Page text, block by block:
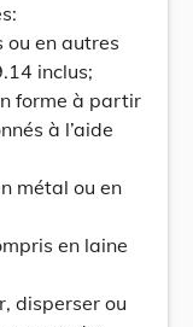
ou en autres
inclus;
forme à partir
à l’aide
métal ou en
en laine
disperser ou